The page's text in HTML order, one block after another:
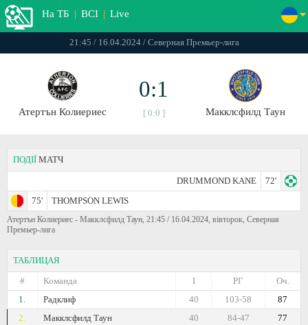
На ТБ | ВСІ | Live
21:45 / 16.04.2024 / Северная Премьер-лига
Атертън Колиериес
0:1
[ 0:0 ] Макклсфилд Таун
ПОДІЇ МАТЧ
DRUMMOND KANE
72'
75'
THOMPSON LEWIS
Атертън Колиериес - Макклсфилд Таун, 21:45 / 16.04.2024, вівторок, Северная
Премьер-лига
ТАБЛИЦАЯ
#
Команда Оч.
РГ
I
1.
Радклиф 87
103-58
40
2.
Макклсфилд Таун 77
84-47
40